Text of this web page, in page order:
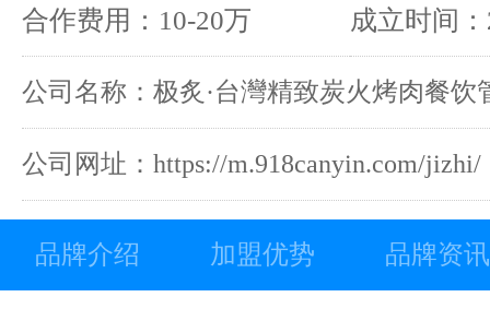
合作费用：10-20万 成立时间
公司名称：极炙·台灣精致炭火烤肉餐饮
公司网址：https://m.918canyin.com/jizhi/
品牌介绍 加盟优势 品牌资讯